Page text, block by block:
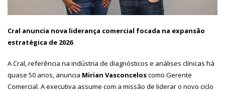
Cral anuncia nova liderança comercial focada na expansão
estratégica de 2026
A Cral, referência na indústria de diagnósticos e análises clínicas há
quase 50 anos, anuncia Mirian Vasconceloscomo Gerente
Comercial. A executiva assume com a missão de liderar o novo ciclo